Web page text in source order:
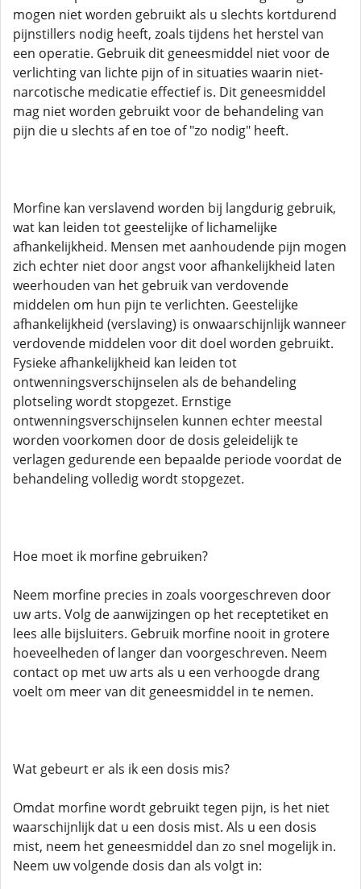
mogen niet worden gebruikt als u slechts kortdurend
pijnstillers nodig heeft, zoals tijdens het herstel van
een operatie. Gebruik dit geneesmiddel niet voor de
verlichting van lichte pijn of in situaties waarin niet-
narcotische medicatie effectief is. Dit geneesmiddel
mag niet worden gebruikt voor de behandeling van
pijn die u slechts af en toe of "zo nodig" heeft.
Morfine kan verslavend worden bij langdurig gebruik,
wat kan leiden tot geestelijke of lichamelijke
afhankelijkheid. Mensen met aanhoudende pijn mogen
zich echter niet door angst voor afhankelijkheid laten
weerhouden van het gebruik van verdovende
middelen om hun pijn te verlichten. Geestelijke
afhankelijkheid (verslaving) is onwaarschijnlijk wanneer
verdovende middelen voor dit doel worden gebruikt.
Fysieke afhankelijkheid kan leiden tot
ontwenningsverschijnselen als de behandeling
plotseling wordt stopgezet. Ernstige
ontwenningsverschijnselen kunnen echter meestal
worden voorkomen door de dosis geleidelijk te
verlagen gedurende een bepaalde periode voordat de
behandeling volledig wordt stopgezet.
Hoe moet ik morfine gebruiken?
Neem morfine precies in zoals voorgeschreven door
uw arts. Volg de aanwijzingen op het receptetiket en
lees alle bijsluiters. Gebruik morfine nooit in grotere
hoeveelheden of langer dan voorgeschreven. Neem
contact op met uw arts als u een verhoogde drang
voelt om meer van dit geneesmiddel in te nemen.
Wat gebeurt er als ik een dosis mis?
Omdat morfine wordt gebruikt tegen pijn, is het niet
waarschijnlijk dat u een dosis mist. Als u een dosis
mist, neem het geneesmiddel dan zo snel mogelijk in.
Neem uw volgende dosis dan als volgt in: